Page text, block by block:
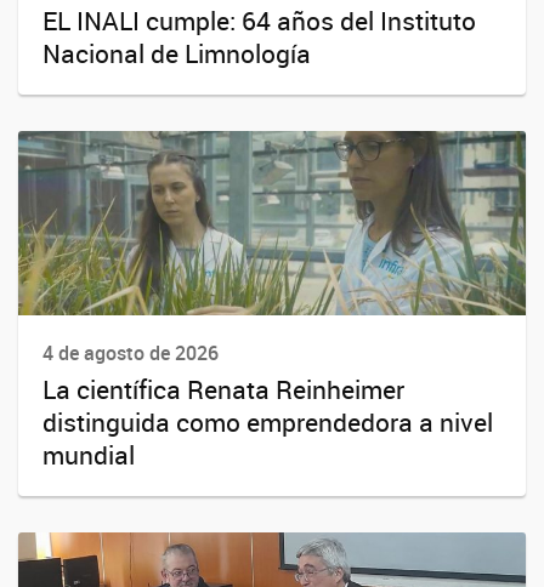
EL INALI cumple: 64 años del Instituto
Nacional de Limnología
4 de agosto de 2026
La científica Renata Reinheimer
distinguida como emprendedora a nivel
mundial